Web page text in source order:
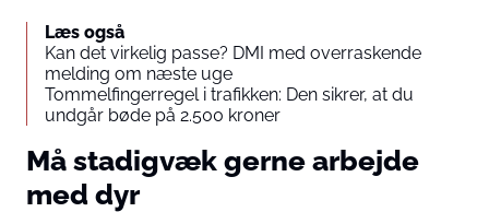
Læs også
Kan det virkelig passe? DMI med overraskende
melding om næste uge
Tommelfingerregel i trafikken: Den sikrer, at du
undgår bøde på 2.500 kroner
Må stadigvæk gerne arbejde
med dyr